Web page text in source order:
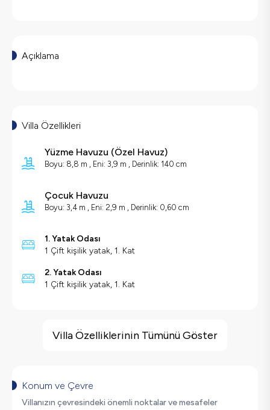
Açıklama
Villa Özellikleri
Yüzme Havuzu (Özel Havuz)
Boyu: 8,8 m , Eni: 3,9 m , Derinlik: 140 cm
Çocuk Havuzu
Boyu: 3,4 m , Eni: 2,9 m , Derinlik: 0,60 cm
1. Yatak Odası
1 Çift kişilik yatak, 1. Kat
2. Yatak Odası
1 Çift kişilik yatak, 1. Kat
Doğa Manzaralı
Salıncak
Villa Özelliklerinin Tümünü Göster
Konum ve Çevre
Villanızın çevresindeki önemli noktalar ve mesafeler